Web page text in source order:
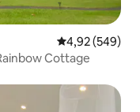
Gemiddelde
4,92 (549)
Cottage